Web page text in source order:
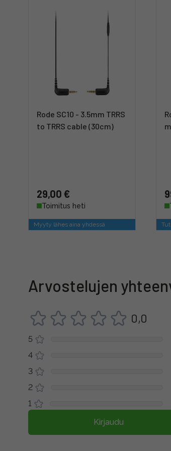
Rode SC10 - 3.5mm TRRS
to TRRS cable (30cm)
29,00 €
Toimitus heti
Myyty lähes aina yhdessä
Arvostelujen
0,0
5
4
3
2
1
Kirjaudu